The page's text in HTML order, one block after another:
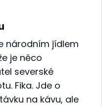
národním jídlem
je něco
severské
Fika. Jde o
na kávu, ale